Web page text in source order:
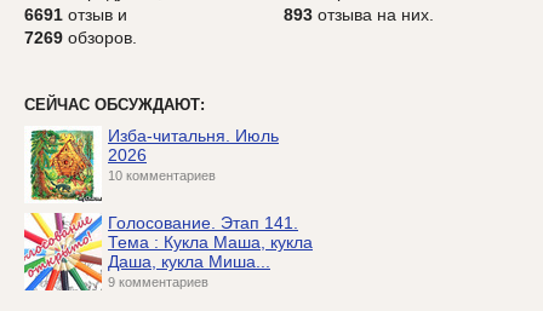
6691 отзыв и
7269 обзоров.
893 отзыва на них.
СЕЙЧАС ОБСУЖДАЮТ:
Изба-читальня. Июль
2026
10 комментариев
Голосование. Этап 141.
Тема : Кукла Маша, кукла
Даша, кукла Миша...
9 комментариев